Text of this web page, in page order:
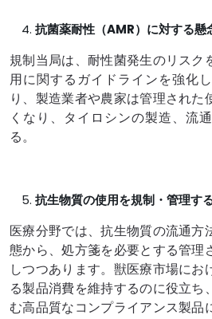
抗菌薬耐性（AMR）に対する懸
規制当局は、耐性菌発生のリスク
用に関するガイドラインを強化
り、製造業者や農家は管理された
くなり、タイロシンの製造、流
る。
抗生物質の使用を規制・管理す
医療分野では、抗生物質の流通方
態から、処方箋を必要とする管理
しつつあります。獣医療市場にお
る製品消費を維持するのに役立ち
む高品質なコンプライアンス製品